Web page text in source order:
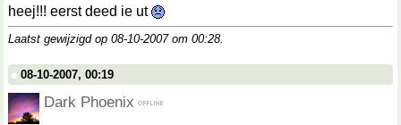
heej!!! eerst deed ie ut
Laatst gewijzigd op 08-10-2007 om 00:28.
08-10-2007, 00:19
Dark Phoenix